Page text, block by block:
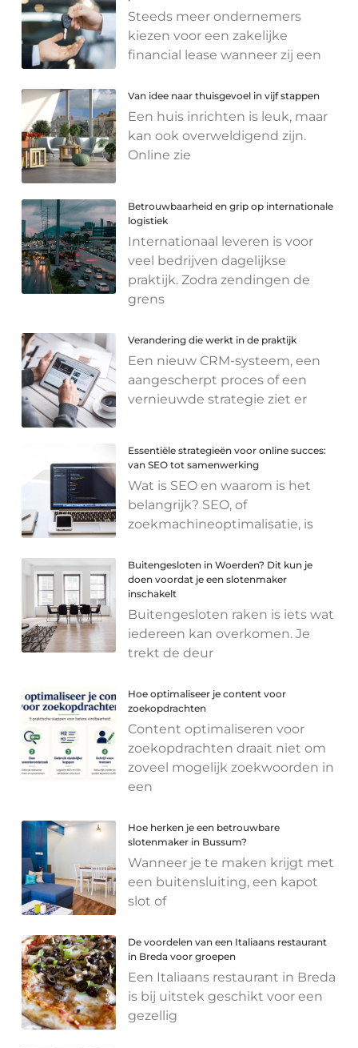
Steeds meer ondernemers
kiezen voor een zakelijke
financial lease wanneer zij een
Van idee naar thuisgevoel in vijf stappen
Een huis inrichten is leuk, maar
kan ook overweldigend zijn.
Online zie
Betrouwbaarheid en grip op internationale
logistiek
Internationaal leveren is voor
veel bedrijven dagelijkse
praktijk. Zodra zendingen de
grens
Verandering die werkt in de praktijk
Een nieuw CRM-systeem, een
aangescherpt proces of een
vernieuwde strategie ziet er
Essentiële strategieën voor online succes:
van SEO tot samenwerking
Wat is SEO en waarom is het
belangrijk? SEO, of
zoekmachineoptimalisatie, is
Buitengesloten in Woerden? Dit kun je
doen voordat je een slotenmaker
inschakelt
Buitengesloten raken is iets wat
iedereen kan overkomen. Je
trekt de deur
Hoe optimaliseer je content voor
zoekopdrachten
Content optimaliseren voor
zoekopdrachten draait niet om
zoveel mogelijk zoekwoorden in
een
Hoe herken je een betrouwbare
slotenmaker in Bussum?
Wanneer je te maken krijgt met
een buitensluiting, een kapot
slot of
De voordelen van een Italiaans restaurant
in Breda voor groepen
Een Italiaans restaurant in Breda
is bij uitstek geschikt voor een
gezellig